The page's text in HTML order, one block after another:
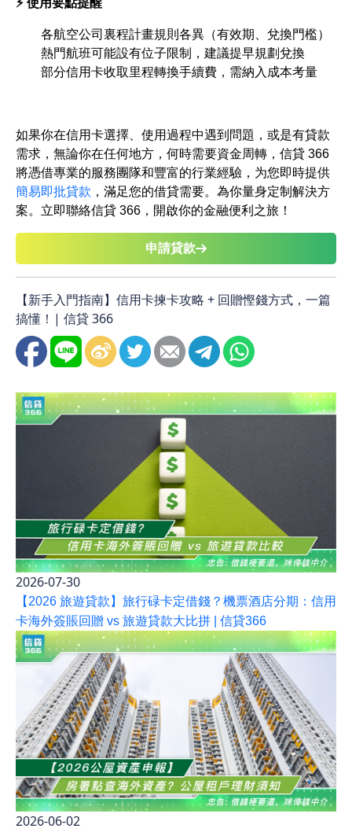
各航空公司裏程計畫規則各異（有效期、兌換門檻）
熱門航班可能設有位子限制，建議提早規劃兌換
部分信用卡收取里程轉換手續費，需納入成本考量
如果你在信用卡選擇、使用過程中遇到問題，或是有貸款
需求，無論你在任何地方，何時需要資金周轉，信貸 366
將憑借專業的服務團隊和豐富的行業經驗，为您即時提供
簡易即批貸款 ，滿足您的借貸需要。為你量身定制解決方
案。立即聯絡信貸 366，開啟你的金融便利之旅！
申請貸款
【新手入門指南】信用卡揀卡攻略 + 回贈慳錢方式，一篇
搞懂！| 信貸 366
2026-07-30
【2026 旅遊貸款】旅行碌卡定借錢？機票酒店分期：信用
卡海外簽賬回贈 vs 旅遊貸款大比拼 | 信貸366
2026-06-02